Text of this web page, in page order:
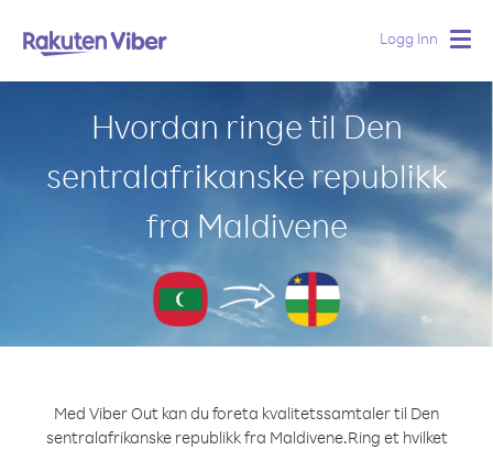
Logg Inn
Hvordan ringe til Den
sentralafrikanske republikk
fra Maldivene
Med Viber Out kan du foreta kvalitetssamtaler til Den
sentralafrikanske republikk fra Maldivene.Ring et hvilket